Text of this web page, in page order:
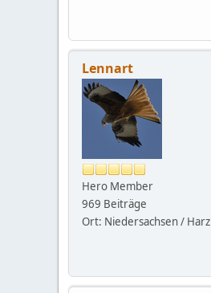
Lennart
Hero Member
969 Beiträge
Ort: Niedersachsen / Harz